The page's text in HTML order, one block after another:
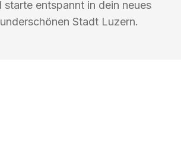
entspannt in dein neues
Stadt Luzern.